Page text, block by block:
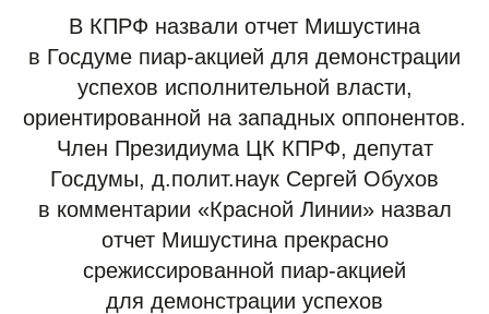
В КПРФ назвали отчет Мишустина
в Госдуме пиар-акцией для демонстрации
успехов исполнительной власти,
ориентированной на западных оппонентов.
Член Президиума ЦК КПРФ, депутат
Госдумы, д.полит.наук Сергей Обухов
в комментарии «Красной Линии» назвал
отчет Мишустина прекрасно
срежиссированной пиар-акцией
для демонстрации успехов